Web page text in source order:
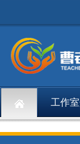
工作